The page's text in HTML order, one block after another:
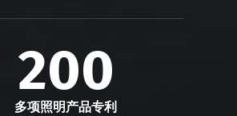
200
多项照明产品专利